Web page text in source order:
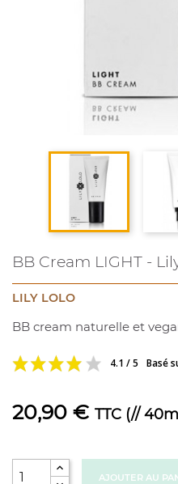
BB Cream LIGHT -
LILY LOLO
BB cream naturelle et
4.1 / 5 Basé
20,90 € TTC (//
AJOUTER AU